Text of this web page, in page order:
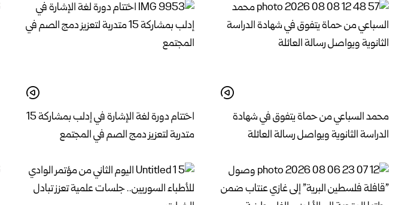
محمد السباعي من حماة يتفوق في شهادة
الدراسة الثانوية ويواصل رسالة العائلة
اختتام دورة لغة الإشارة في إدلب بمشاركة 15
متدربة لتعزيز دمج الصم في المجتمع